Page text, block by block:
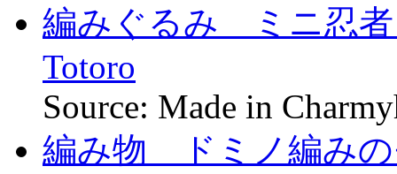
編みぐるみ ミニ忍
Totoro
Source: Made in
編み物 ドミノ編みの